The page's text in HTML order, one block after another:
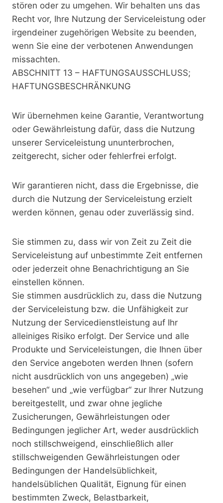
stören oder zu umgehen. Wir behalten uns das
Recht vor, Ihre Nutzung der Serviceleistung oder
irgendeiner zugehörigen Website zu beenden,
wenn Sie eine der verbotenen Anwendungen
missachten.
ABSCHNITT 13 – HAFTUNGSAUSSCHLUSS;
HAFTUNGSBESCHRÄNKUNG
Wir übernehmen keine Garantie, Verantwortung
oder Gewährleistung dafür, dass die Nutzung
unserer Serviceleistung ununterbrochen,
zeitgerecht, sicher oder fehlerfrei erfolgt.
Wir garantieren nicht, dass die Ergebnisse, die
durch die Nutzung der Serviceleistung erzielt
werden können, genau oder zuverlässig sind.
Sie stimmen zu, dass wir von Zeit zu Zeit die
Serviceleistung auf unbestimmte Zeit entfernen
oder jederzeit ohne Benachrichtigung an Sie
einstellen können.
Sie stimmen ausdrücklich zu, dass die Nutzung
der Serviceleistung bzw. die Unfähigkeit zur
Nutzung der Servicedienstleistung auf Ihr
alleiniges Risiko erfolgt. Der Service und alle
Produkte und Serviceleistungen, die Ihnen über
den Service angeboten werden Ihnen (sofern
nicht ausdrücklich von uns angegeben) „wie
besehen“ und „wie verfügbar“ zur Ihrer Nutzung
bereitgestellt, und zwar ohne jegliche
Zusicherungen, Gewährleistungen oder
Bedingungen jeglicher Art, weder ausdrücklich
noch stillschweigend, einschließlich aller
stillschweigenden Gewährleistungen oder
Bedingungen der Handelsüblichkeit,
handelsüblichen Qualität, Eignung für einen
bestimmten Zweck, Belastbarkeit,